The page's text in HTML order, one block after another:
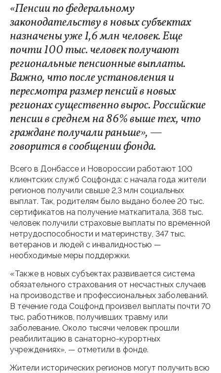
«Пенсии по федеральному
законодательству в новых субъектах
назначены уже 1,6 млн человек. Еще
почти 100 тыс. человек получают
региональные пенсионные выплаты.
Важно, что после установления и
пересмотра размер пенсий в новых
регионах существенно вырос. Российские
пенсии в среднем на 86% выше тех, что
граждане получали раньше», —
говорится в сообщении фонда.
Всего в Донбассе и Новороссии работают 100
клиентских служб Соцфонда: с начала года жители
регионов получили свыше 2,3 млн социальных
выплат. Так, родителям было выдано более 20 тыс.
сертификатов на получение маткапитала, 368 тыс.
человек получили страховые выплаты по временной
нетрудоспособности и материнству, 347 тыс.
ветеранов и людей с инвалидностью —
необходимые меры поддержки.
«Также в новых субъектах развивается система
обязательного страхования от несчастных случаев
на производстве и профессиональных заболеваний.
В течение года Соцфонд произвел выплаты почти 70
тыс. работников, получивших травму или
заболевание. Около тысячи человек прошли
реабилитацию в санаторно-курортных
учреждениях», — отметили в фонде.
Жители исторических регионов могут получить всю